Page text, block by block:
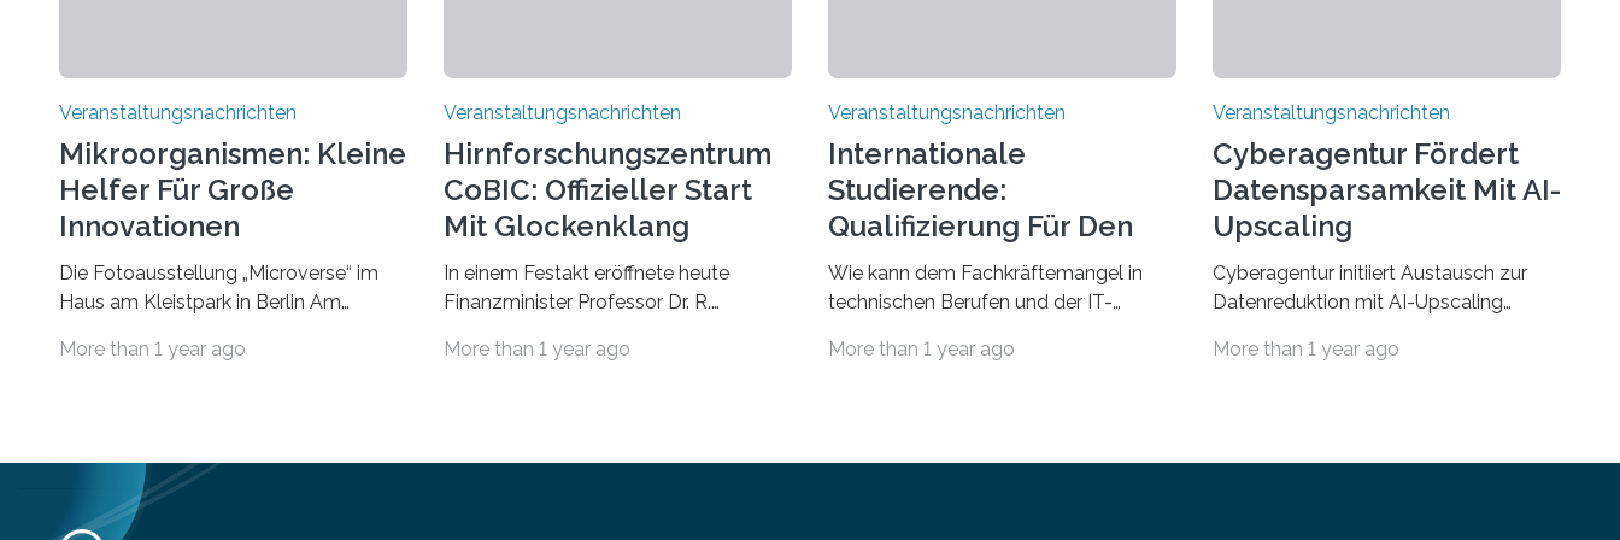
Veranstaltungsnachrichten
Mikroorganismen: Kleine
Helfer Für Große
Innovationen
Die Fotoausstellung „Microverse“ im
Haus am Kleistpark in Berlin Am
Kleistpark, Berlin-Schöneberg, die
Momentaufnahmen, die den
Verfallsprozess von Pflanzen
festhalten. Die Künstlerin setzt in den
More than 1 year ago
Veranstaltungsnachrichten
Hirnforschungszentrum
CoBIC: Offizieller Start
Mit Glockenklang
In einem Festakt eröffnete heute
Finanzminister Professor Dr. R.
Imaging Center (CoBIC) auf dem
More than 1 year ago
Veranstaltungsnachrichten
Internationale
Studierende:
Qualifizierung Für Den
Arbeitsmarkt
Wie kann dem Fachkräftemangel in
technischen Berufen und der IT-
Beispiel durch internationale
More than 1 year ago
Veranstaltungsnachrichten
Cyberagentur Fördert
Datensparsamkeit Mit AI-
Upscaling
Cyberagentur initiiert Austausch zur
Datenreduktion mit AI-Upscaling
Forschungsprogramm DDK –
More than 1 year ago